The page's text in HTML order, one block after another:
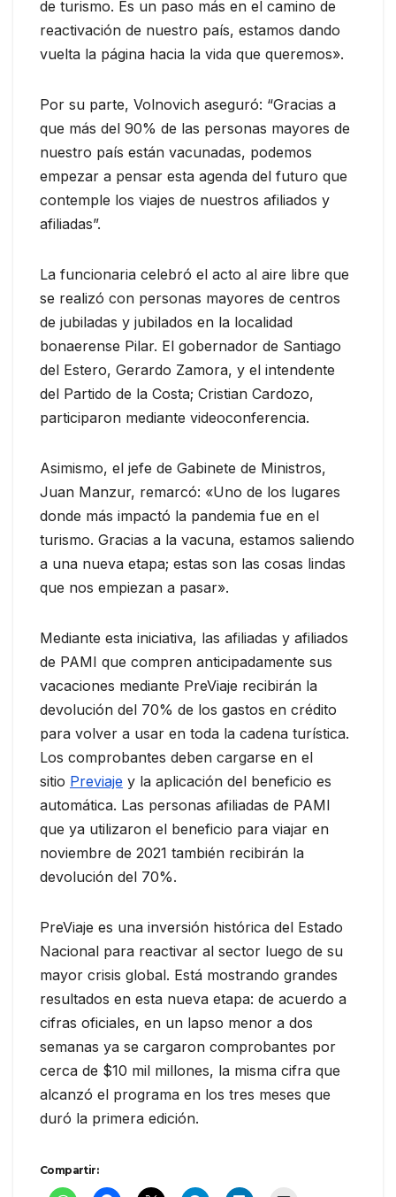
de turismo. Es un paso más en el camino de
reactivación de nuestro país, estamos dando
vuelta la página hacia la vida que queremos».
Por su parte, Volnovich aseguró: “Gracias a
que más del 90% de las personas mayores de
nuestro país están vacunadas, podemos
empezar a pensar esta agenda del futuro que
contemple los viajes de nuestros afiliados y
afiliadas”.
La funcionaria celebró el acto al aire libre que
se realizó con personas mayores de centros
de jubiladas y jubilados en la localidad
bonaerense Pilar. El gobernador de Santiago
del Estero, Gerardo Zamora, y el intendente
del Partido de la Costa; Cristian Cardozo,
participaron mediante videoconferencia.
Asimismo, el jefe de Gabinete de Ministros,
Juan Manzur, remarcó: «Uno de los lugares
donde más impactó la pandemia fue en el
turismo. Gracias a la vacuna, estamos saliendo
a una nueva etapa; estas son las cosas lindas
que nos empiezan a pasar».
Mediante esta iniciativa, las afiliadas y afiliados
de PAMI que compren anticipadamente sus
vacaciones mediante PreViaje recibirán la
devolución del 70% de los gastos en crédito
para volver a usar en toda la cadena turística.
Los comprobantes deben cargarse en el
sitio Previaje y la aplicación del beneficio es
automática. Las personas afiliadas de PAMI
que ya utilizaron el beneficio para viajar en
noviembre de 2021 también recibirán la
devolución del 70%.
PreViaje es una inversión histórica del Estado
Nacional para reactivar al sector luego de su
mayor crisis global. Está mostrando grandes
resultados en esta nueva etapa: de acuerdo a
cifras oficiales, en un lapso menor a dos
semanas ya se cargaron comprobantes por
cerca de $10 mil millones, la misma cifra que
alcanzó el programa en los tres meses que
duró la primera edición.
Compartir: